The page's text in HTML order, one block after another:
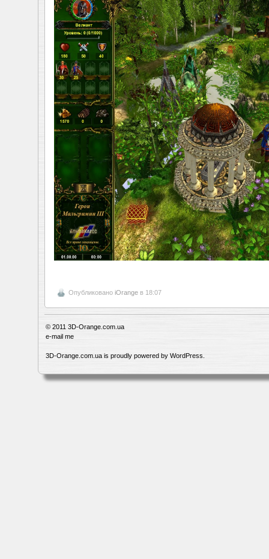
Опубликовано iOrangeв 18:07
© 2011 3D-Orange.com.ua
e-mail me
3D-Orange.com.ua is proudly powered by WordPress